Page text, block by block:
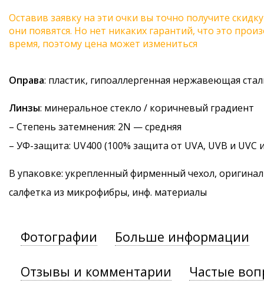
Оставив заявку на эти очки вы точно получите
они появятся. Но нет никаких гарантий, что это
время, поэтому цена может измениться
Оправа: пластик, гипоаллергенная нержавеющая
Линзы: минеральное стекло / коричневый градиент
– Степень затемнения: 2N — средняя
– УФ-защита: UV400 (100% защита от UVA, UVB и UVC
В упаковке: укрепленный фирменный чехол,
салфетка из микрофибры, инф. материалы
Фотографии Больше информации
Отзывы и комментарии Частые